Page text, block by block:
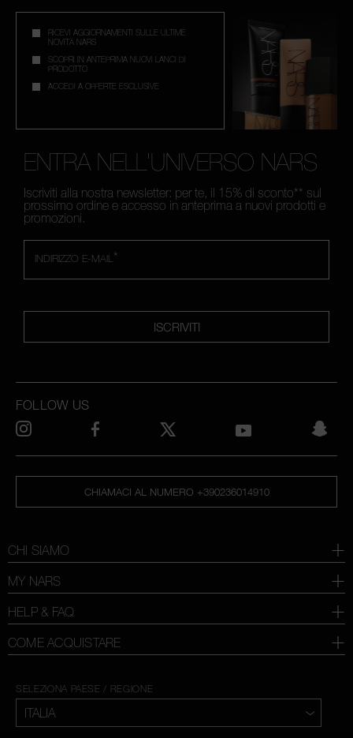
RICEVI AGGIORNAMENTI SULLE ULTIME
NOVITÀ NARS
SCOPRI IN ANTEPRIMA NUOVI LANCI DI
PRODOTTO
ACCEDI A OFFERTE ESCLUSIVE
ENTRA NELL'UNIVERSO NARS
Iscriviti alla nostra newsletter: per te, il 15% di sconto** sul
prossimo ordine e accesso in anteprima a nuovi prodotti e
promozioni.
*
INDIRIZZO E-MAIL
ISCRIVITI
CHIAMACI AL NUMERO +390236014910
CHI SIAMO
MY NARS
HELP & FAQ
COME ACQUISTARE
FOLLOW US
SELEZIONA PAESE / REGIONE